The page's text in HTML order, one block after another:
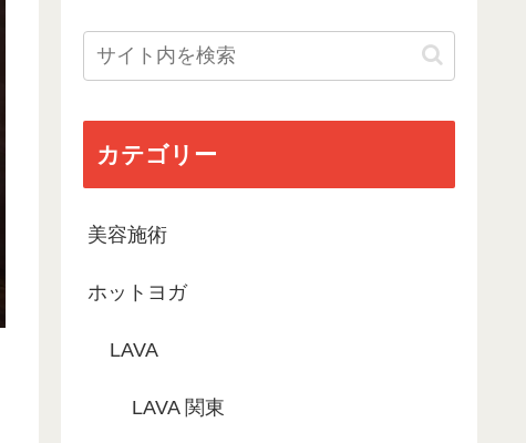
カテゴリー
美容施術
ホットヨガ
LAVA
LAVA 関東